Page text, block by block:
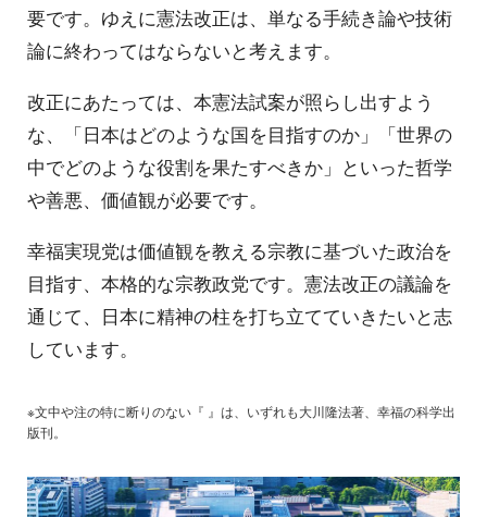
要です。ゆえに憲法改正は、単なる手続き論や技術
論に終わってはならないと考えます。
改正にあたっては、本憲法試案が照らし出すよう
な、「日本はどのような国を目指すのか」「世界の
中でどのような役割を果たすべきか」といった哲学
や善悪、価値観が必要です。
幸福実現党は価値観を教える宗教に基づいた政治を
目指す、本格的な宗教政党です。憲法改正の議論を
通じて、日本に精神の柱を打ち立てていきたいと志
しています。
※文中や注の特に断りのない『 』は、いずれも大川隆法著、幸福の科学出
版刊。